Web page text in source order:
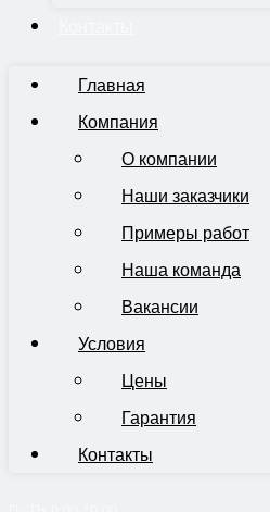
Главная
Компания
О компании
Наши заказчики
Примеры работ
Наша команда
Вакансии
Условия
Цены
Гарантия
Контакты